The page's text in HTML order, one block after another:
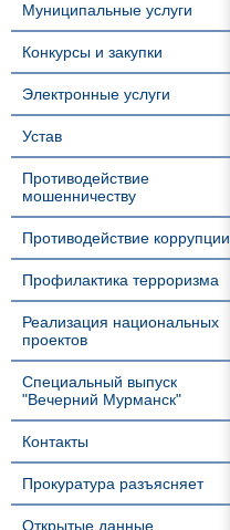
Муниципальные услуги
Конкурсы и закупки
Электронные услуги
Устав
Противодействие
мошенничеству
Противодействие коррупции
Профилактика терроризма
Реализация национальных
проектов
Специальный выпуск
"Вечерний Мурманск"
Контакты
Прокуратура разъясняет
Открытые данные